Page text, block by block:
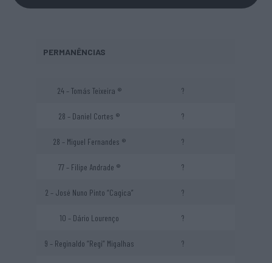
PERMANÊNCIAS
24 – Tomás Teixeira ® ?
28 – Daniel Cortes ® ?
28 – Miguel Fernandes ® ?
77 – Filipe Andrade ® ?
2 – José Nuno Pinto “Cagica” ?
10 – Dário Lourenço ?
9 – Reginaldo “Regi” Migalhas ?